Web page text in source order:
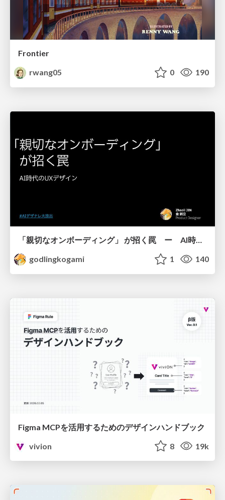
Frontier
rwang05
0 190
「親切なオンボーディング」 が招く罠 ー AI時代のUXデザイン
godlingkogami
1 140
Figma MCPを活用するためのデザインハンドブック
vivion
8 19k